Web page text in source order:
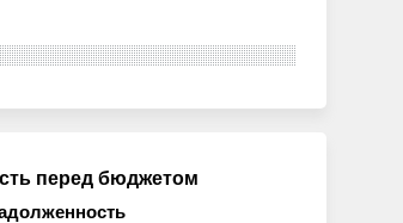
перед бюджетом